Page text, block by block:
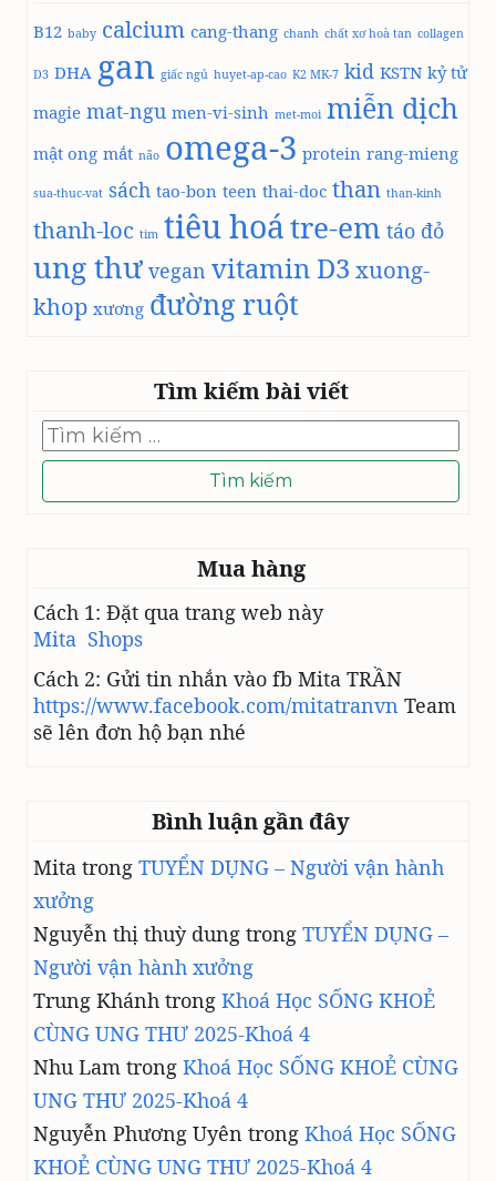
B12 baby calcium cang-thang chanh chất xơ hoà tan collagen
D3 DHA gan giấc ngủ huyet-ap-cao K2 MK-7 kid KSTN kỷ tử
magie mat-ngu men-vi-sinh met-moi miễn dịch
mật ong mắt não omega-3 protein rang-mieng
sua-thuc-vat sách tao-bon teen thai-doc than than-kinh
thanh-loc tim tiêu hoátre-em táo đỏ
ung thư vegan vitamin D3 xuong-
khop xương đường ruột
Tìm kiếm bài viết
Tìm
kiếm
cho:
Mua hàng
Cách 1: Đặt qua trang web này
Mita Shops
Cách 2: Gửi tin nhắn vào fb Mita TRẦN
https://www.facebook.com/mitatranvn Team
sẽ lên đơn hộ bạn nhé
Bình luận gần đây
Mita trong TUYỂN DỤNG – Người vận hành
xưởng
Nguyễn thị thuỳ dung trong TUYỂN DỤNG –
Người vận hành xưởng
Trung Khánh trong Khoá Học SỐNG KHOẺ
CÙNG UNG THƯ 2025-Khoá 4
Nhu Lam trong Khoá Học SỐNG KHOẺ CÙNG
UNG THƯ 2025-Khoá 4
Nguyễn Phương Uyên trong Khoá Học SỐNG
KHOẺ CÙNG UNG THƯ 2025-Khoá 4